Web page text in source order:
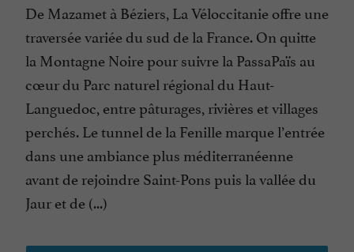
De Mazamet à Béziers, La Véloccitanie offre une
traversée variée du sud de la France. On quitte
la Montagne Noire pour suivre la PassaPaïs au
cœur du Parc naturel régional du Haut-
Languedoc, entre pâturages, rivières et villages
perchés. Le tunnel de la Fenille marque l’entrée
dans une ambiance plus méditerranéenne
avant de rejoindre Saint-Pons puis la vallée du
Jaur et de (...)